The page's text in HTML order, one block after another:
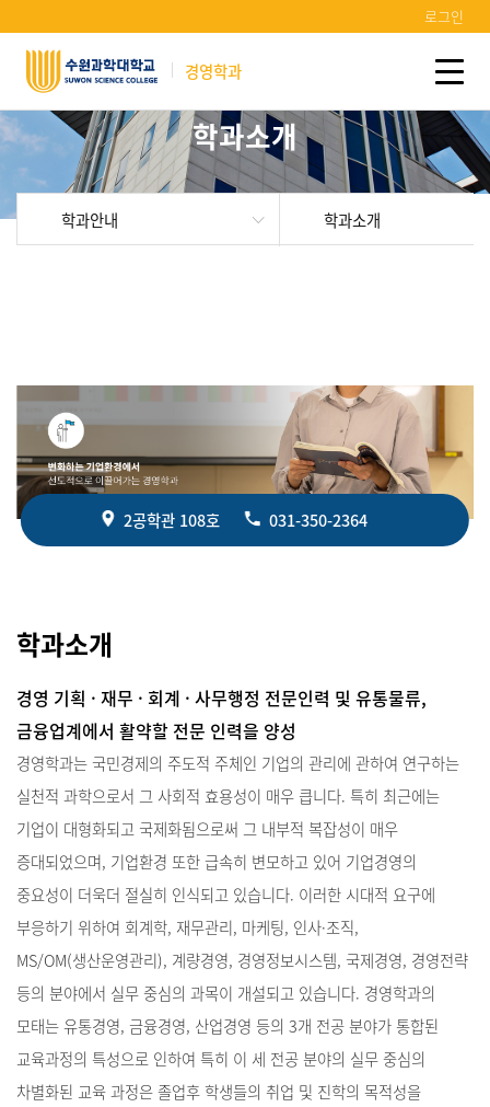
로그인
경영학과
학과소개
학과안내 학과소개
2공학관 108호 031-350-2364
학과소개
경영 기획 · 재무 · 회계 · 사무행정 전문인력 및 유통물류,
금융업계에서 활약할 전문 인력을 양성
경영학과는 국민경제의 주도적 주체인 기업의 관리에 관하여 연구하는
실천적 과학으로서 그 사회적 효용성이 매우 큽니다. 특히 최근에는
기업이 대형화되고 국제화됨으로써 그 내부적 복잡성이 매우
증대되었으며, 기업환경 또한 급속히 변모하고 있어 기업경영의
중요성이 더욱더 절실히 인식되고 있습니다. 이러한 시대적 요구에
부응하기 위하여 회계학, 재무관리, 마케팅, 인사·조직,
MS/OM(생산운영관리), 계량경영, 경영정보시스템, 국제경영, 경영전략
등의 분야에서 실무 중심의 과목이 개설되고 있습니다. 경영학과의
모태는 유통경영, 금융경영, 산업경영 등의 3개 전공 분야가 통합된
교육과정의 특성으로 인하여 특히 이 세 전공 분야의 실무 중심의
차별화된 교육 과정은 졸업후 학생들의 취업 및 진학의 목적성을